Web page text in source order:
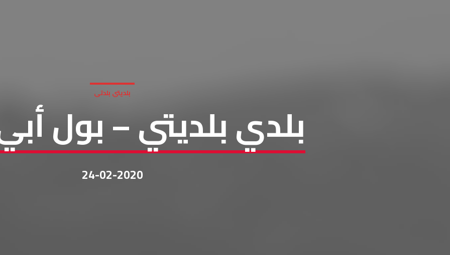
بلديتي بلدتي
بلدي بلديتي – بول
24-02-2020